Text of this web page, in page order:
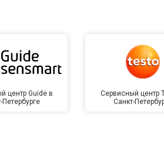
центр Guide в
Петербурге
Сервисный центр
Санкт-